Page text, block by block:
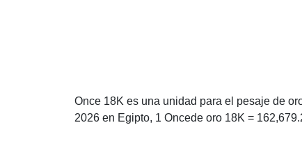
Once 18K es una unidad para el pesaje de
2026 en Egipto, 1 Oncede oro 18K =